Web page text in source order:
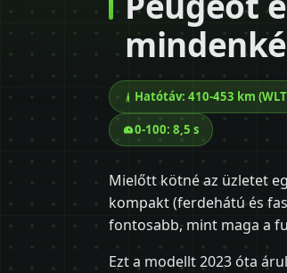
Hatótáv: 410-453 km
0-100: 8,5 s
Mielőtt kötné az üzletet
kompakt (ferdehátú és
fontosabb, mint maga a
Ezt a modellt 2023 óta